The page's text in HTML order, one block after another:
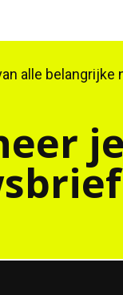
alle belangrijke